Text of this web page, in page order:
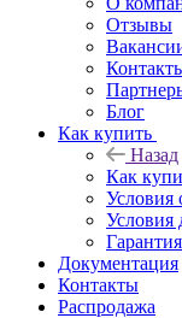
Отзывы
Блог
Как купить
Назад
Как
Условия
Условия
Документация
Контакты
Распродажа